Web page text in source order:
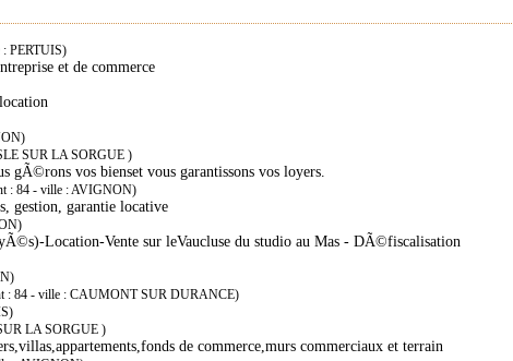
: PERTUIS)
et de commerce
SUR LA SORGUE )
gÃ©rons vos bienset vous garantissons vos loyers.
: 84 - ville : AVIGNON)
gestion, garantie locative
Location-Vente sur leVaucluse du studio au Mas - DÃ©fiscalisation
: 84 - ville : CAUMONT SUR DURANCE)
LA SORGUE )
de commerce,murs commerciaux et terrain